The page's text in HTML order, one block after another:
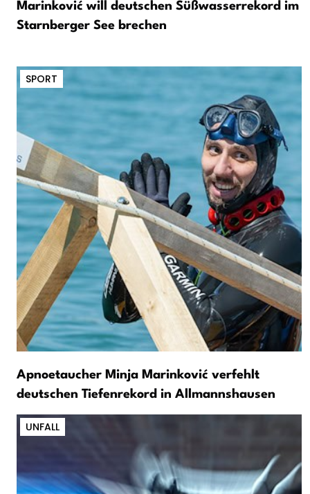
Marinković will deutschen Süßwasserrekord im
Starnberger See brechen
SPORT
Apnoetaucher Minja Marinković verfehlt
deutschen Tiefenrekord in Allmannshausen
UNFALL